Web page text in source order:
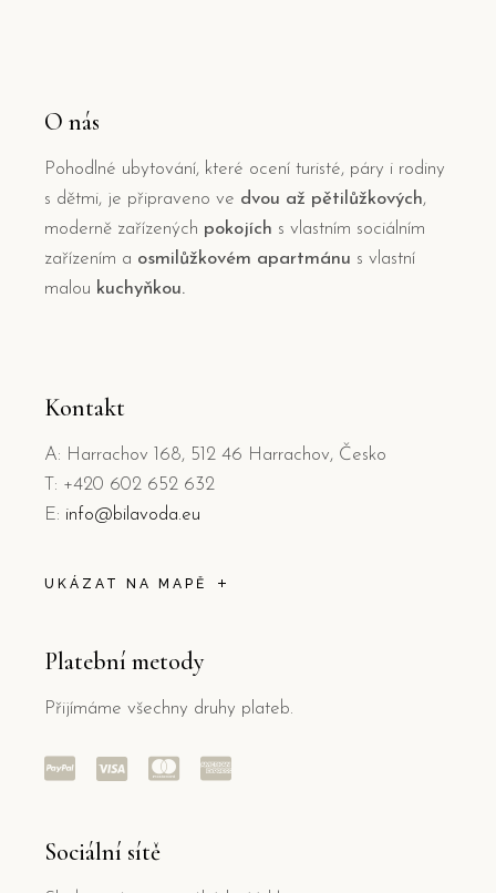
O nás
Pohodlné ubytování, které ocení turisté, páry i rodiny
s dětmi, je připraveno ve dvou až pětilůžkových,
moderně zařízených pokojích s vlastním sociálním
zařízením a osmilůžkovém apartmánu s vlastní
malou kuchyňkou.
Kontakt
A: Harrachov 168, 512 46 Harrachov, Česko
T: +420 602 652 632
E: info@bilavoda.eu
UKÁZAT NA MAPĚ
Platební metody
Přijímáme všechny druhy plateb.
Sociální sítě